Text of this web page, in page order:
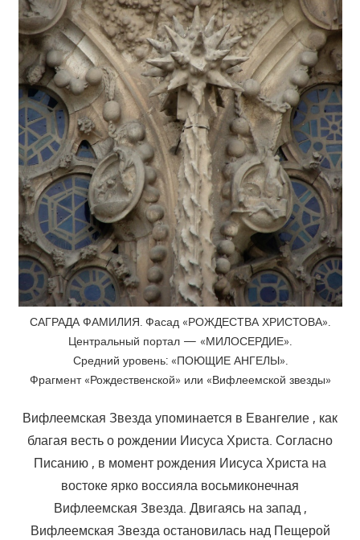
САГРАДА ФАМИЛИЯ. Фасад «РОЖДЕСТВА ХРИСТОВА».
Центральный портал — «МИЛОСЕРДИЕ».
Средний уровень: «ПОЮЩИЕ АНГЕЛЫ».
Фрагмент «Рождественской» или «Вифлеемской звезды»
Вифлеемская Звезда упоминается в Евангелие , как
благая весть о рождении Иисуса Христа. Согласно
Писанию , в момент рождения Иисуса Христа на
востоке ярко воссияла восьмиконечная
Вифлеемская Звезда. Двигаясь на запад ,
Вифлеемская Звезда остановилась над Пещерой